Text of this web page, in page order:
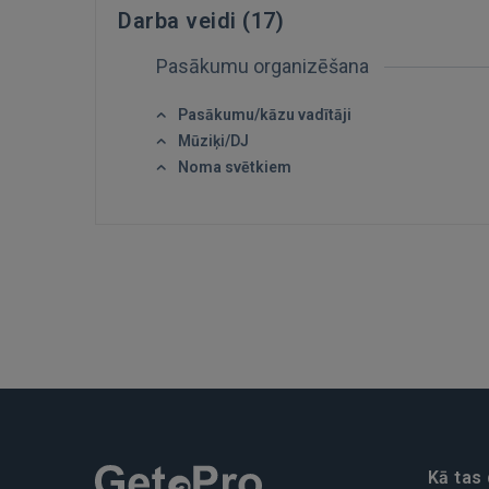
Darba veidi (17)
Pasākumu organizēšana
Pasākumu/kāzu vadītāji
Mūziķi/DJ
Noma svētkiem
Kā tas